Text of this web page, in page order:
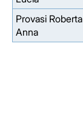
Provasi Roberta
Anna